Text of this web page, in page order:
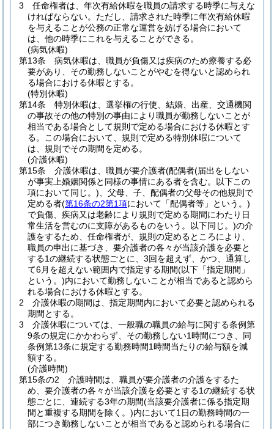
3
任命権者は、年次有給休暇を職員の請求する時季に与えな
ければならない。 ただし、請求された時季に年次有給休暇
を与えることが公務の正常な運営を妨げる場合において
は、他の時季にこれを与えることができる。
(病気休暇)
第13条
病気休暇は、職員が負傷又は疾病のため療養する必
要があり、その勤務しないことがやむを得ないと認められ
る場合における休暇とする。
(特別休暇)
第14条
特別休暇は、選挙権の行使、結婚、出産、交通機関
の事故その他の特別の事由により職員が勤務しないことが
相当である場合として規則で定める場合における休暇とす
る。
この場合において、規則で定める特別休暇について
は、規則でその期間を定める。
(介護休暇)
第15条
介護休暇は、職員が要介護者(配偶者(届出をしない
が事実上婚姻関係と同様の事情にある者を含む。以下この
項において同じ。) 、父母、子、配偶者の父母その他規則で
定める者(第16条の2第1項において「配偶者等」という。)
で負傷、疾病又は老齢により規則で定める期間にわたり日
常生活を営むのに支障があるものをいう。以下同じ。)の介
護をするため、任命権者が、規則の定めるところにより、
職員の申出に基づき、要介護者の各々が当該介護を必要と
する1の継続する状態ごとに、3回を超えず、かつ、通算し
て6月を超えない範囲内で指定する期間(以下「指定期間」
という。)内において勤務しないことが相当であると認めら
れる場合における休暇とする。
2
介護休暇の期間は、指定期間内において必要と認められる
期間とする。
3
介護休暇については、一般職の職員の給与に関する条例第
9条の規定にかかわらず、その勤務しない1時間につき、同
条例第13条に規定する勤務時間1時間当たりの給与額を減
額する。
(介護時間)
第15条の2
介護時間は、職員が要介護者の介護をするた
め、要介護者の各々が当該介護を必要とする1の継続する状
態ごとに、連続する3年の期間(当該要介護者に係る指定期
間と重複する期間を除く。)内において1日の勤務時間の一
部につき勤務しないことが相当であると認められる場合に